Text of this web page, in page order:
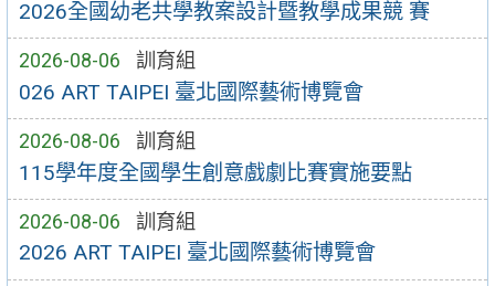
2026全國幼老共學教案設計暨教學成果競 賽
2026-08-06 訓育組
026 ART TAIPEI 臺北國際藝術博覽會
2026-08-06 訓育組
115學年度全國學生創意戲劇比賽實施要點
2026-08-06 訓育組
2026 ART TAIPEI 臺北國際藝術博覽會